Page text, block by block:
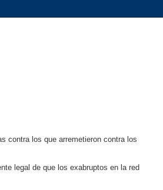
contra los que arremetieron contra los
legal de que los exabruptos en la red